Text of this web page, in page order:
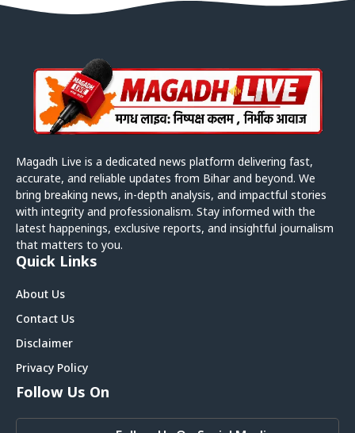
Magadh Live is a dedicated news platform delivering fast,
accurate, and reliable updates from Bihar and beyond. We
bring breaking news, in-depth analysis, and impactful stories
with integrity and professionalism. Stay informed with the
latest happenings, exclusive reports, and insightful journalism
that matters to you.
Quick Links
About Us
Contact Us
Disclaimer
Privacy Policy
Follow Us On